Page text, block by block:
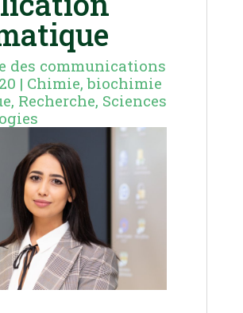
des communications
| Chimie, biochimie
, Recherche, Sciences